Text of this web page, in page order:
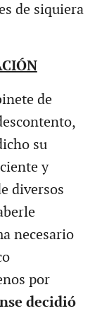
de siquiera
de
su
y
diversos
necesario
por
decidió